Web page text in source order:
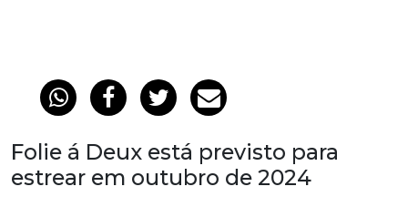
Folie á Deux está previsto para
estrear em outubro de 2024